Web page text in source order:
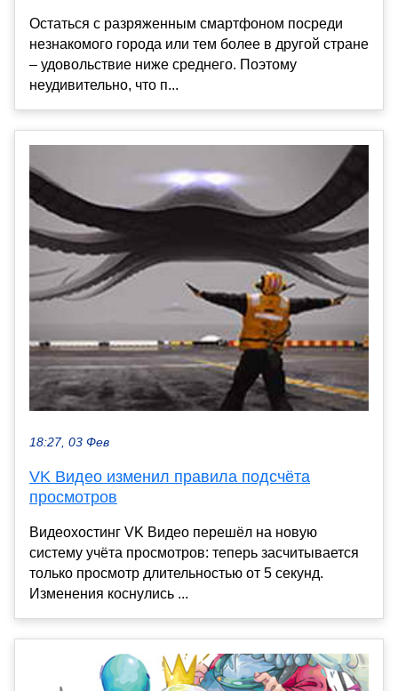
Остаться с разряженным смартфоном посреди
незнакомого города или тем более в другой стране
– удовольствие ниже среднего. Поэтому
неудивительно, что п...
18:27, 03 Фев
VK Видео изменил правила подсчёта
просмотров
Видеохостинг VK Видео перешёл на новую
систему учёта просмотров: теперь засчитывается
только просмотр длительностью от 5 секунд.
Изменения коснулись ...